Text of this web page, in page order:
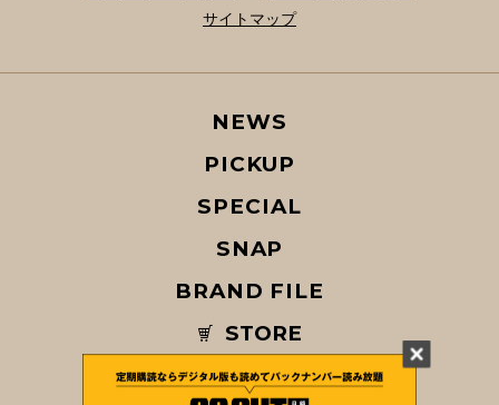
サイトマップ
NEWS
PICKUP
SPECIAL
SNAP
BRAND FILE
STORE
MAGAZINE